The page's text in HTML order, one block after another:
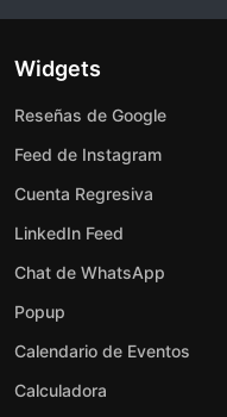
Widgets
Reseñas de Google
Feed de Instagram
Cuenta Regresiva
LinkedIn Feed
Chat de WhatsApp
Popup
Calendario de Eventos
Calculadora